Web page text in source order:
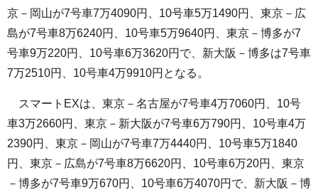
京－岡山が7号車7万4090円、10号車5万1490円、東京－広
島が7号車8万6240円、10号車5万9640円、東京－博多が7
号車9万220円、10号車6万3620円で、新大阪－博多は7号車
7万2510円、10号車4万9910円となる。
スマートEXは、東京－名古屋が7号車4万7060円、10号
車3万2660円、東京－新大阪が7号車6万790円、10号車4万
2390円、東京－岡山が7号車7万4440円、10号車5万1840
円、東京－広島が7号車8万6620円、10号車6万20円、東京
－博多が7号車9万670円、10号車6万4070円で、新大阪－博